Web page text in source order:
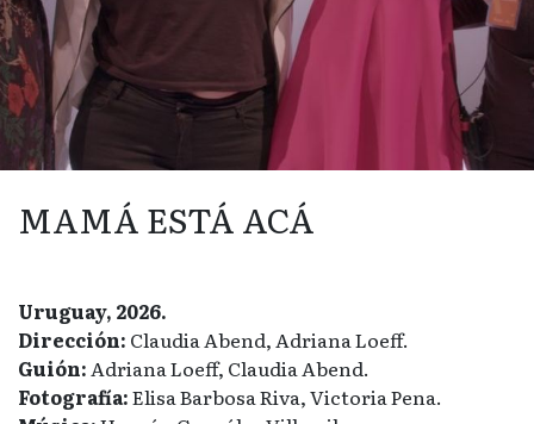
MAMÁ ESTÁ ACÁ
Uruguay, 2026.
Dirección: Claudia Abend, Adriana Loeff.
Guión:Adriana Loeff, Claudia Abend.
Fotografía:Elisa Barbosa Riva, Victoria Pena.